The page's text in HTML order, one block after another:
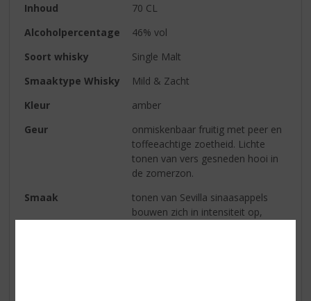
Inhoud
70 CL
Alcoholpercentage
46% vol
Soort whisky
Single Malt
Smaaktype Whisky
Mild & Zacht
Kleur
amber
Geur
onmiskenbaar fruitig met peer en
toffeeachtige zoetheid. Lichte
tonen van vers gesneden hooi in
de zomerzon.
Smaak
tonen van Sevilla sinaasappels
bouwen zich in intensiteit op,